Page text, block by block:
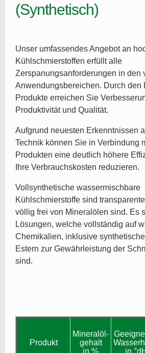
(Synthetisch)
Unser umfassendes Angebot an
Kühlschmierstoffen erfüllt alle
Zerspanungsanforderungen in den
Anwendungsbereichen. Durch den
Produkte erreichen Sie
Produktivität und Qualität.
Aufgrund neuesten Erkenntnissen
Technik können Sie in Verbindung
Produkten eine deutlich höhere
Ihre Verbrauchskosten reduzieren.
Vollsynthetische wassermischbare
Kühlschmierstoffe sind
völlig frei von Mineralölen sind. Es
Lösungen, welche vollständig auf
Chemikalien, inklusive
Estern zur Gewährleistung der
sind.
Produkt
Mineralöl-
gehalt